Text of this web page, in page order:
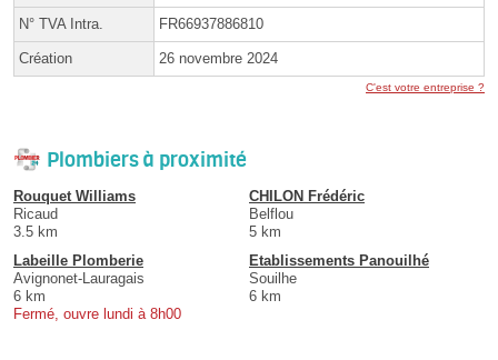
N° TVA Intra. FR66937886810
Création 26 novembre 2024
C'est votre entreprise ?
Plombiers à proximité
Rouquet Williams
Ricaud
3.5 km
CHILON Frédéric
Belflou
5 km
Labeille Plomberie
Avignonet-Lauragais
6 km
Fermé, ouvre lundi à 8h00
Etablissements Panouilhé
Souilhe
6 km